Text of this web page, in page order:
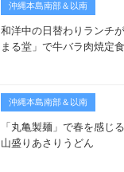
沖縄本島南部＆以南
和洋中の日替わりランチ
まる堂」で牛バラ肉焼定食
沖縄本島南部＆以南
「丸亀製麺」で春を感じ
山盛りあさりうどん